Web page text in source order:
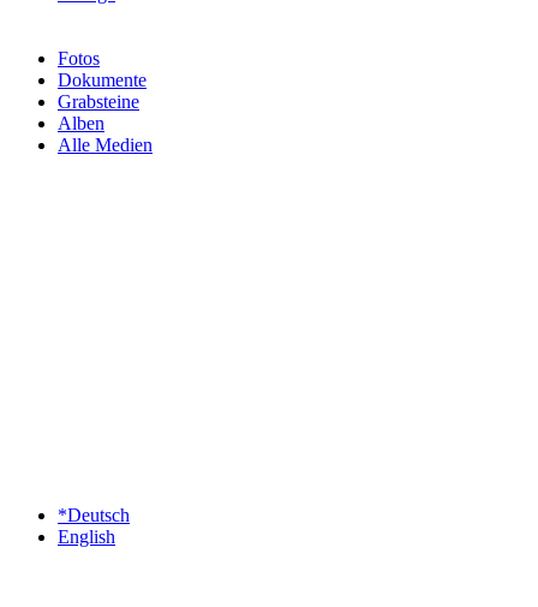
Fotos
Dokumente
Grabsteine
Alben
Alle Medien
*Deutsch
English